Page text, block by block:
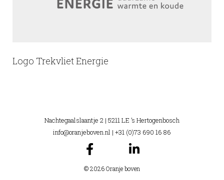
Logo Trekvliet Energie
© 2026 Oranje boven
Nachtegaalslaantje 2 | 5211 LE ’s Hertogenbosch
info@oranjeboven.nl | +31 (0)73 690 16 86